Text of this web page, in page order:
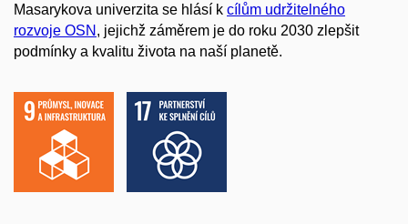
Masarykova univerzita se hlásí k cílům udržitelného
rozvoje OSN , jejichž záměrem je do roku 2030 zlepšit
podmínky a kvalitu života na naší planetě.